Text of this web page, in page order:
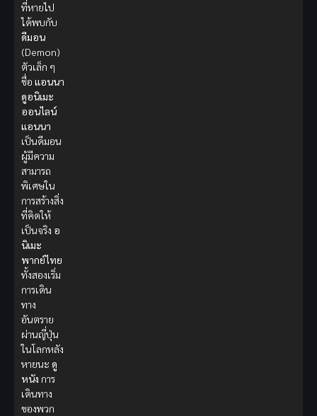
ที่หายไป
ได้พบกับ
ดีมอน
(Demon)
ตัวเล็ก ๆ
ชื่อ แอนนา
ดูอนิเมะ
ออนไลน์
แอนนา
เป็นดีมอน
ผู้มีความ
สามารถ
พิเศษใน
การสร้างสิ่ง
ที่คิดให้
เป็นจริง อ
นิเมะ
พากย์ไทย
ทั้งสองเริ่ม
การเดิน
ทาง
อันตราย
ผ่านญี่ปุ่น
ในโลกหลัง
หายนะ ดู
หนัง การ
เดินทาง
ของพวก